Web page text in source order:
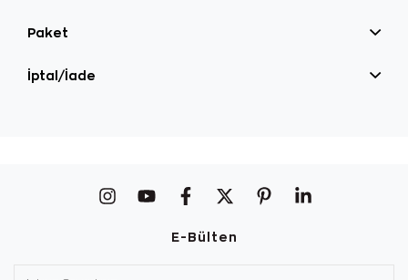
Paket
İptal/İade
E-Bülten